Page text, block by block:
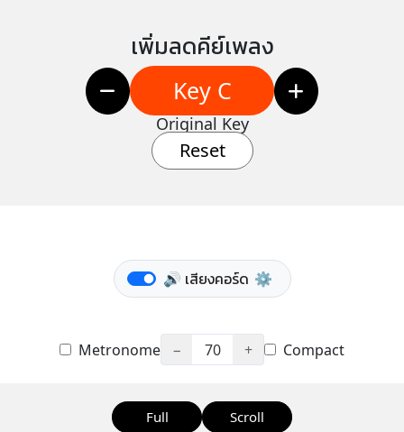
เพิ่มลดคีย์เพลง
Key C
Original Key
Reset
🔊 เสียงคอร์ด ⚙️
Metronome − 70 + Compact
Full Scroll